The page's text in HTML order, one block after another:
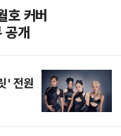
호 커버
공개
' 전원